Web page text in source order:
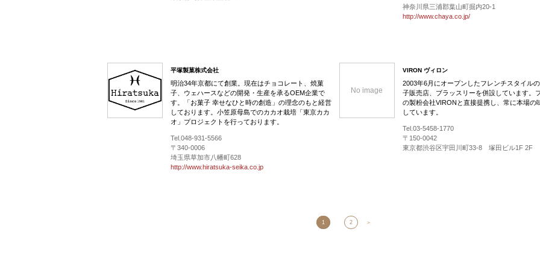
神奈川県三浦郡葉山町掘内20-1
http://www.chaya.co.jp/
平塚製菓株式会社
明治34年京都にて創業。現在はチョコレート、焼菓
子、ウェハースなどの開発・生産を承るOEM企業で
す。「お菓子 幸せなひと時の創造」の理念のもと経営
しております。小笠原母島でのカカオ栽培「東京カカ
オ」プロジェクトを行っております。
Tel.048-931-5566
〒340-0006
埼玉県草加市八幡町628
http://www.hiratsuka-seika.co.jp
No image
VIRON ヴィロン
2003年6月にオープンしたフレンチスタイル
子販売店、ブラッスリーを併設しています。
の製粉会社VIRONと直接提携し、常に本場の
しています。
Tel.03-5458-1770
〒150-0042
東京都渋谷区宇田川町33-8 塚田ビル1F 2F
1 2 ＞